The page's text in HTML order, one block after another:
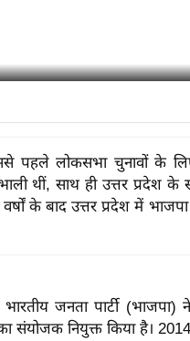
पहले लोकसभा चुनावों के
थीं, साथ ही उत्तर प्रदेश के
के बाद उत्तर प्रदेश में भाजपा
जनता पार्टी (भाजपा) ने
संयोजक नियुक्त किया है।